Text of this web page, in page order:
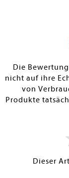
Die
nicht auf ihre
von
Produkte
Dieser